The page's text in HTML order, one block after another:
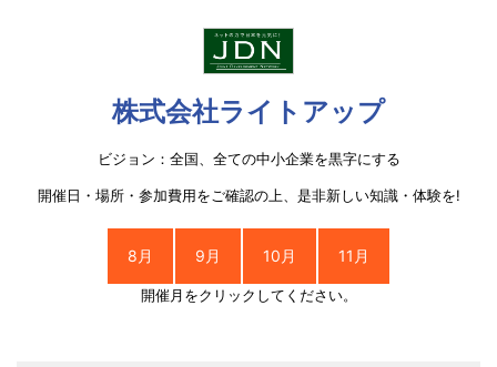
株式会社ライトアップ
ビジョン：全国、全ての中小企業を黒字にする
開催日・場所・参加費用をご確認の上、是非新しい知識・体験を!
8月 9月 10月 11月
開催月をクリックしてください。